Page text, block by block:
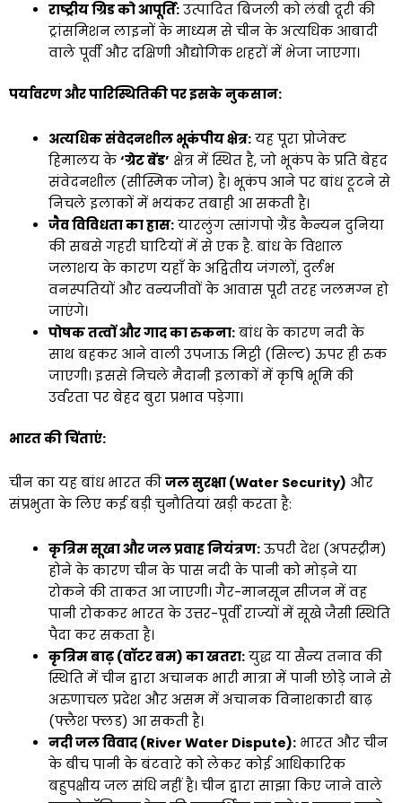
राष्ट्रीय ग्रिड को आपूर्ति:उत्पादित बिजली को लंबी दूरी की
ट्रांसमिशन लाइनों के माध्यम से चीन के अत्यधिक आबादी
वाले पूर्वी और दक्षिणी औद्योगिक शहरों में भेजा जाएगा।
पर्यावरण और पारिस्थितिकी पर इसके नुकसान:
अत्यधिक संवेदनशील भूकंपीय क्षेत्र:यह पूरा प्रोजेक्ट
हिमालय के ‘ग्रेट बेंड’ क्षेत्र में स्थित है, जो भूकंप के प्रति बेहद
संवेदनशील (सीस्मिक जोन) है। भूकंप आने पर बांध टूटने से
निचले इलाकों में भयंकर तबाही आ सकती है।
जैव विविधता का ह्रास:यारलुंग त्सांगपो ग्रैंड कैन्यन दुनिया
की सबसे गहरी घाटियों में से एक है. बांध के विशाल
जलाशय के कारण यहाँ के अद्वितीय जंगलों, दुर्लभ
वनस्पतियों और वन्यजीवों के आवास पूरी तरह जलमग्न हो
जाएंगे।
पोषक तत्वों और गाद का रुकना:बांध के कारण नदी के
साथ बहकर आने वाली उपजाऊ मिट्टी (सिल्ट) ऊपर ही रुक
जाएगी। इससे निचले मैदानी इलाकों में कृषि भूमि की
उर्वरता पर बेहद बुरा प्रभाव पड़ेगा।
भारत की चिंताएं:
चीन का यह बांध भारत की जल सुरक्षा (Water Security) और
संप्रभुता के लिए कई बड़ी चुनौतियां खड़ी करता है:
कृत्रिम सूखा और जल प्रवाह नियंत्रण:ऊपरी देश (अपस्ट्रीम)
होने के कारण चीन के पास नदी के पानी को मोड़ने या
रोकने की ताकत आ जाएगी। गैर-मानसून सीजन में वह
पानी रोककर भारत के उत्तर-पूर्वी राज्यों में सूखे जैसी स्थिति
पैदा कर सकता है।
कृत्रिम बाढ़ (वॉटर बम) का खतरा:युद्ध या सैन्य तनाव की
स्थिति में चीन द्वारा अचानक भारी मात्रा में पानी छोड़े जाने से
अरुणाचल प्रदेश और असम में अचानक विनाशकारी बाढ़
(फ्लैश फ्लड) आ सकती है।
नदी जल विवाद (River Water Dispute):भारत और चीन
के बीच पानी के बंटवारे को लेकर कोई आधिकारिक
बहुपक्षीय जल संधि नहीं है। चीन द्वारा साझा किए जाने वाले